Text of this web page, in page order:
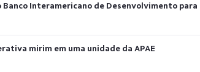
Banco Interamericano de Desenvolvimento
mirim em uma unidade da APAE